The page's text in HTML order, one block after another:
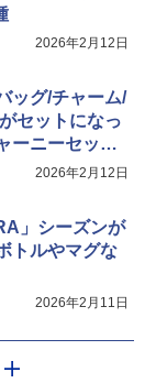
2026年2月12日
ッグ/チャーム/
セットになっ
ーニーセッ
2026年2月12日
」シーズンが
トルやマグな
2026年2月11日